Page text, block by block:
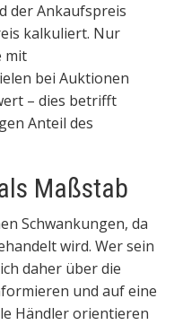
der Ankaufspreis
kalkuliert. Nur
mit
bei Auktionen
– dies betrifft
Anteil des
Maßstab
Schwankungen, da
wird. Wer sein
daher über die
und auf eine
Händler orientieren